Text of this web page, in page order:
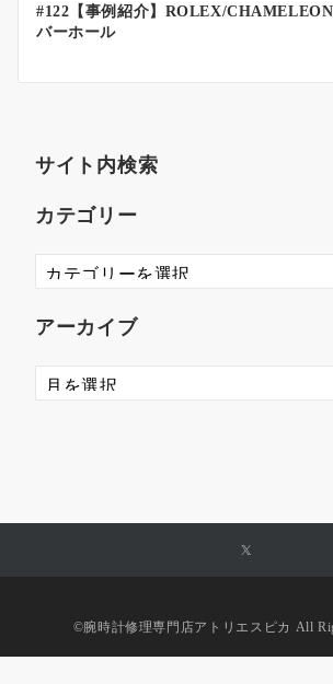
#122【事例紹介】ROLEX/
バーホール
サイト内検索
カテゴリー
アーカイブ
©︎腕時計修理専門店アトリエスピカ All